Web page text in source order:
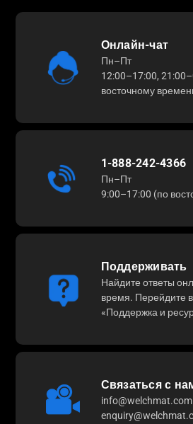
Онлайн-чат
Пн–Пт
12:00–17:00,
восточному
1-888-242-4366
Пн–Пт
9:00–17:00 (по
Поддерживать
Найдите ответы
время. Перейдите
«Поддержка и
Связаться с
info@welchmat.com